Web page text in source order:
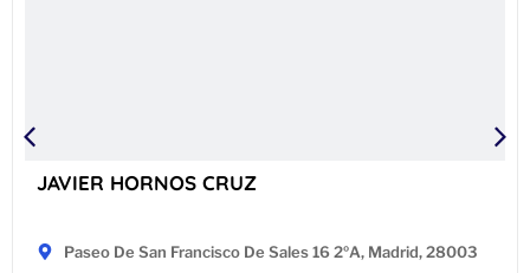
JAVIER HORNOS CRUZ
Paseo De San Francisco De Sales 16 2ºA, Madrid, 28003